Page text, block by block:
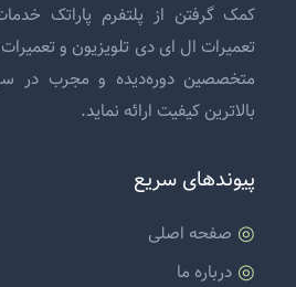
کمک گرفتن از پلتفرم پاراتک
تعمیرات ال ای دی تلویزیون و
متخصصین دوره‌دیده و مجرب در
بالاترین کیفیت ارائه نماید.
پیوندهای سریع
صفحه اصلی
درباره ما